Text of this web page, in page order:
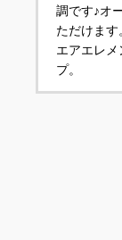
調です♪オ
ただけます
エアエレ
プ。